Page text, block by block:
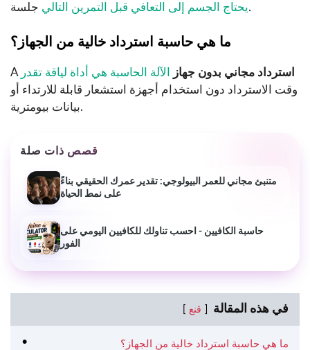
يحتاج الجسم إلى التعافي قبل التمرين التاليجلسة.
ما هي حاسبة استرداد خالية من الجهاز؟
A استرداد مجاني بدون جهاز
الآلة الحاسبة هي أداة لياقة تقدر
وقت الاسترداد دون استخدام أجهزة استشعار قابلة للارتداء أو
بيانات بيومترية.
قصص ذات صلة
متنبئ مجاني للعمر البيولوجي: تقدير عمرك الحقيقي بناءً
على نمط الحياة
حاسبة الكافيين - احسب تناولك للكافيين اليومي على
الفور
في هذه المقالة قنع
ما هي حاسبة استرداد خالية من الجهاز؟